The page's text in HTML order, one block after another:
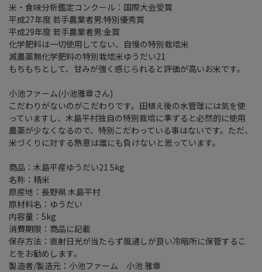
米・食味分析鑑定コンクール：国際大会受賞
平成27年度 若手農業者男:特別優秀賞
平成29年度 若手農業者男:金賞
化学肥料は一切使用してない、自慢の特別栽培米
減農薬無化学肥料の特別栽培米ゆうだい21
もちもちとして、甘みが強く感じられると評価が高いお米です。
小池ファーム(小池雅章さん)
こだわりがないのがこだわりです。田植え後の水管理には気を使
っていますし、木島平村独自の特別栽培に準ずると必然的に使用
農薬が少なくなるので、特別こだわっている事はないです。ただ、
米づくりに対する熱意は誰にも負けないと思っています。
商品：木島平産ゆうだい21 5kg
名称：精米
原産地：長野県 木島平村
原材料名：ゆうだい
内容量：5kg
消費期限：商品に記載
保存方法：直射日光が当たらず風通しが良い冷暗所に保管するこ
とをお勧めします。
製造者/製造元：小池ファーム 小池 雅章